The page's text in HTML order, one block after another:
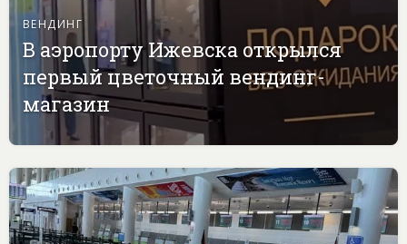
ВЕНДИНГ
В аэропорту Ижевска открылся
первый цветочный вендинг-
магазин